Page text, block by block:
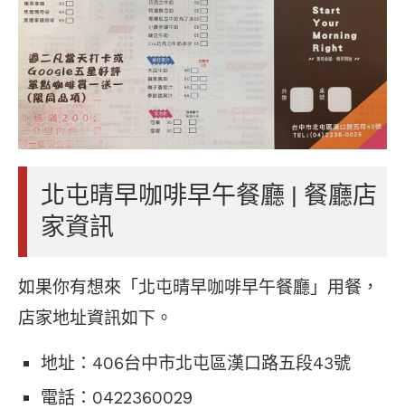
北屯晴早咖啡早午餐廳 | 餐廳店
家資訊
如果你有想來「北屯晴早咖啡早午餐廳」用餐，
店家地址資訊如下。
地址：406台中市北屯區漢口路五段43號
電話：0422360029